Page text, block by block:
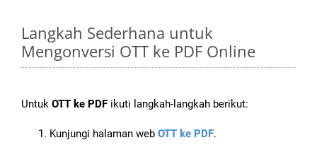
Langkah Sederhana untuk
Mengonversi OTT ke PDF Online
Untuk OTT ke PDF ikuti langkah-langkah berikut:
Kunjungi halaman web OTT ke PDF.